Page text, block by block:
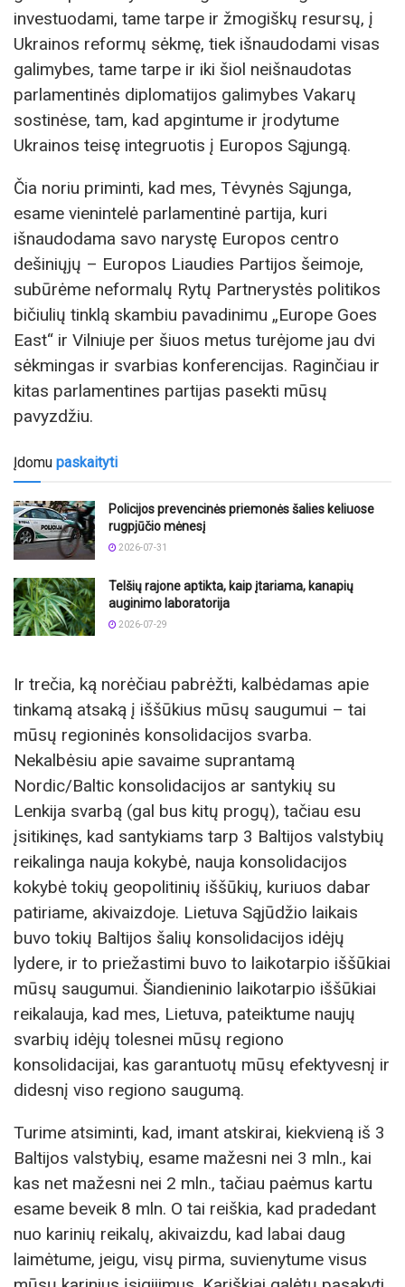
investuodami, tame tarpe ir žmogiškų resursų, į
Ukrainos reformų sėkmę, tiek išnaudodami visas
galimybes, tame tarpe ir iki šiol neišnaudotas
parlamentinės diplomatijos galimybes Vakarų
sostinėse, tam, kad apgintume ir įrodytume
Ukrainos teisę integruotis į Europos Sąjungą.
Čia noriu priminti, kad mes, Tėvynės Sąjunga,
esame vienintelė parlamentinė partija, kuri
išnaudodama savo narystę Europos centro
dešiniųjų – Europos Liaudies Partijos šeimoje,
subūrėme neformalų Rytų Partnerystės politikos
bičiulių tinklą skambiu pavadinimu „Europe Goes
East“ ir Vilniuje per šiuos metus turėjome jau dvi
sėkmingas ir svarbias konferencijas. Raginčiau ir
kitas parlamentines partijas pasekti mūsų
pavyzdžiu.
Įdomu paskaityti
Policijos prevencinės priemonės šalies keliuose
rugpjūčio mėnesį
2026-07-31
Telšių rajone aptikta, kaip įtariama, kanapių
auginimo laboratorija
2026-07-29
Ir trečia, ką norėčiau pabrėžti, kalbėdamas apie
tinkamą atsaką į iššūkius mūsų saugumui – tai
mūsų regioninės konsolidacijos svarba.
Nekalbėsiu apie savaime suprantamą
Nordic/Baltic konsolidacijos ar santykių su
Lenkija svarbą (gal bus kitų progų), tačiau esu
įsitikinęs, kad santykiams tarp 3 Baltijos valstybių
reikalinga nauja kokybė, nauja konsolidacijos
kokybė tokių geopolitinių iššūkių, kuriuos dabar
patiriame, akivaizdoje. Lietuva Sąjūdžio laikais
buvo tokių Baltijos šalių konsolidacijos idėjų
lydere, ir to priežastimi buvo to laikotarpio iššūkiai
mūsų saugumui. Šiandieninio laikotarpio iššūkiai
reikalauja, kad mes, Lietuva, pateiktume naujų
svarbių idėjų tolesnei mūsų regiono
konsolidacijai, kas garantuotų mūsų efektyvesnį ir
didesnį viso regiono saugumą.
Turime atsiminti, kad, imant atskirai, kiekvieną iš 3
Baltijos valstybių, esame mažesni nei 3 mln., kai
kas net mažesni nei 2 mln., tačiau paėmus kartu
esame beveik 8 mln. O tai reiškia, kad pradedant
nuo karinių reikalų, akivaizdu, kad labai daug
laimėtume, jeigu, visų pirma, suvienytume visus